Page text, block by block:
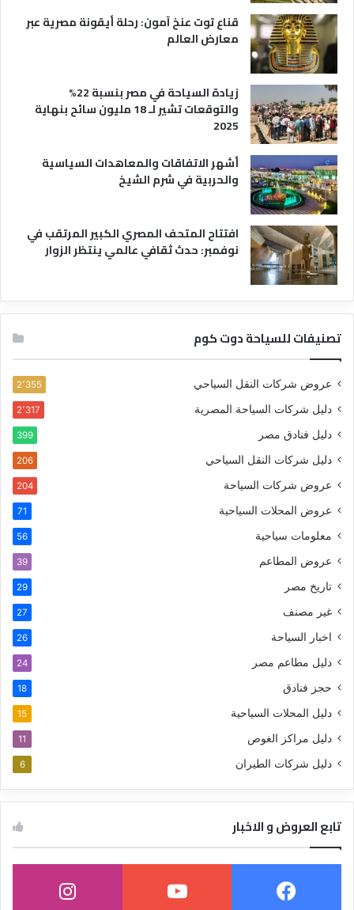
ي
قناع توت عنخ آمون: رحلة أيقونة مصرية عبر
معارض العالم
زيادة السياحة في مصر بنسبة 22%
والتوقعات تشير لـ 18 مليون سائح بنهاية
2025
أشهر الاتفاقات والمعاهدات السياسية
والحربية في شرم الشيخ
افتتاح المتحف المصري الكبير المرتقب في
نوفمبر: حدث ثقافي عالمي ينتظر الزوار
تصنيفات للسياحة دوت كوم
عروض شركات النقل السياحي 2٬355
دليل شركات السياحة المصرية 2٬317
دليل فنادق مصر 399
دليل شركات النقل السياحي 206
عروض شركات السياحة 204
عروض المحلات السياحية 71
معلومات سياحية 56
عروض المطاعم 39
تاريخ مصر 29
غير مصنف 27
اخبار السياحة 26
دليل مطاعم مصر 24
حجز فنادق 18
دليل المحلات السياحية 15
دليل مراكز الغوص 11
دليل شركات الطيران 6
تابع العروض و الاخبار